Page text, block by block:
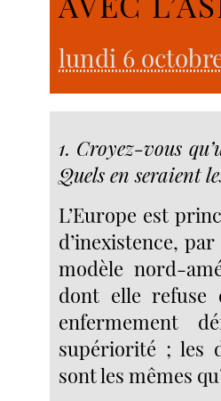
lundi 6
1. Croyez-vous
Quels en seraient
L’Europe est
d’inexistence,
modèle nord-
dont elle refuse
enfermement
supériorité ; les
sont les mêmes